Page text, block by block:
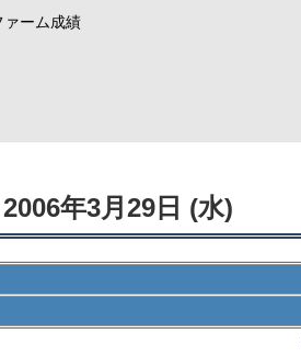
ァーム成績
2006年3月29日 (水)